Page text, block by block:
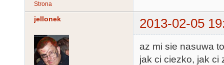
Strona
jellonek 2013-02-05
az mi sie nasuwa
jak ci ciezko, jak ci